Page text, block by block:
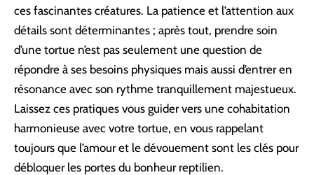
ces fascinantes créatures. La patience et l’attention aux
détails sont déterminantes ; après tout, prendre soin
d’une tortue n’est pas seulement une question de
répondre à ses besoins physiques mais aussi d’entrer en
résonance avec son rythme tranquillement majestueux.
Laissez ces pratiques vous guider vers une cohabitation
harmonieuse avec votre tortue, en vous rappelant
toujours que l’amour et le dévouement sont les clés pour
débloquer les portes du bonheur reptilien.